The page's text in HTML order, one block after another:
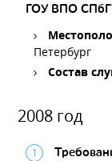
ГОУ ВПО
Петербург
Состав
2008 год